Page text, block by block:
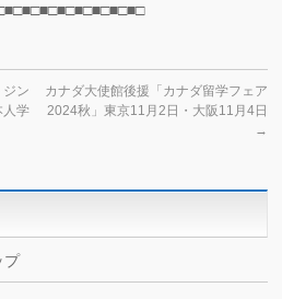
ン
人学
カナダ大使館後援「カナダ留学フェア
2024秋」東京11月2日・大阪11月4日
→
プ